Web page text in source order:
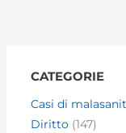
CATEGORIE
Casi di
Diritto (147)